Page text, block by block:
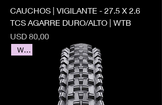
CAUCHOS | VIGILANTE - 27.5 X 2.6
TCS AGARRE DURO/ALTO | WTB
Precio
USD 80,00
WTB